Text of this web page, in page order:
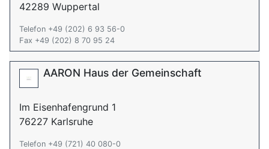
42289 Wuppertal
Telefon +49 (202) 6 93 56-0
Fax +49 (202) 8 70 95 24
AARON Haus der Gemeinschaft
Im Eisenhafengrund 1
76227 Karlsruhe
Telefon +49 (721) 40 080-0